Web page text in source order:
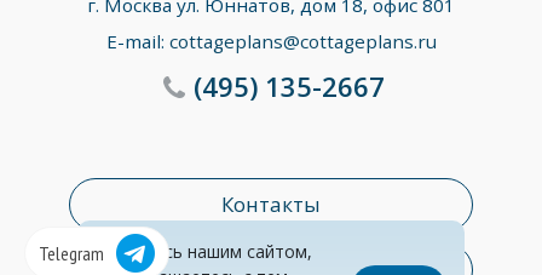
Telegram
E-mail: cottageplans@cottageplans.ru
Контакты
Раздел консультаций
(495)135-2667
Пользуясь нашим сайтом,